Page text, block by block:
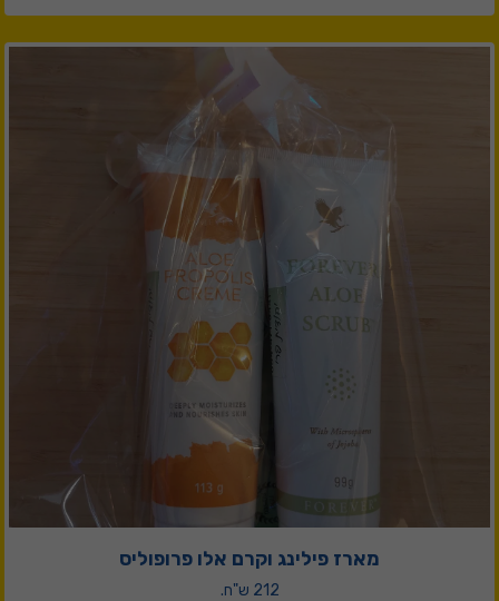
מארז פילינג וקרם אלו פרופוליס
212 ש"ח.